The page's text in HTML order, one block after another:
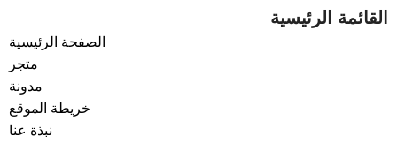
القائمة الرئيسية
الصفحة الرئيسية
متجر
مدونة
خريطة الموقع
نبذة عنا